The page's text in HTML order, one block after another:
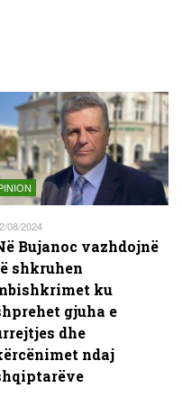
08/2024
Bujanoc vazhdojnë
shkruhen
ku
gjuha e
dhe
ndaj